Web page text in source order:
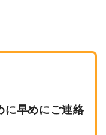
に早めにご連絡